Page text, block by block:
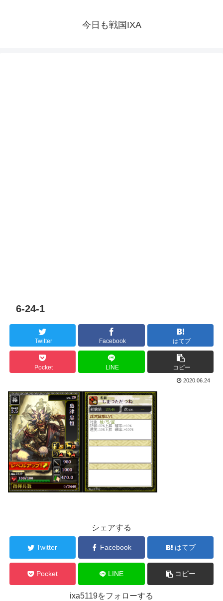
今日も戦国IXA
6-24-1
Twitter Facebook はてブ
Pocket LINE コピー
2020.06.24
シェアする
Twitter Facebook はてブ
Pocket LINE コピー
ixa5119をフォローする